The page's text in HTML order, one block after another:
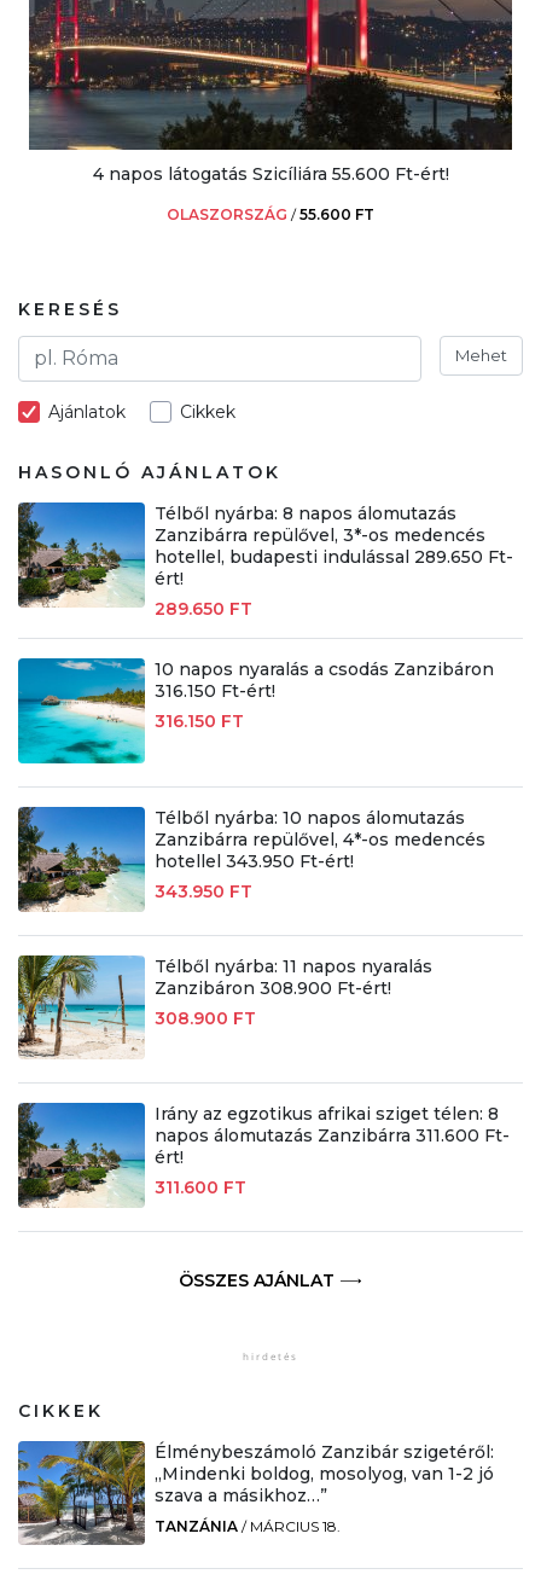
4 napos látogatás Szicíliára 55.600 Ft-ért!
OLASZORSZÁG /55.600 FT
KERESÉS
Mehet
Ajánlatok Cikkek
HASONLÓ AJÁNLATOK
Télből nyárba: 8 napos álomutazás
Zanzibárra repülővel, 3*-os medencés
hotellel, budapesti indulással 289.650 Ft-
ért!
289.650 FT
10 napos nyaralás a csodás Zanzibáron
316.150 Ft-ért!
316.150 FT
Télből nyárba: 10 napos álomutazás
Zanzibárra repülővel, 4*-os medencés
hotellel 343.950 Ft-ért!
343.950 FT
Télből nyárba: 11 napos nyaralás
Zanzibáron 308.900 Ft-ért!
308.900 FT
Irány az egzotikus afrikai sziget télen: 8
napos álomutazás Zanzibárra 311.600 Ft-
ért!
311.600 FT
ÖSSZES AJÁNLAT
CIKKEK
Élménybeszámoló Zanzibár szigetéről:
„Mindenki boldog, mosolyog, van 1-2 jó
szava a másikhoz…”
TANZÁNIA / MÁRCIUS 18.